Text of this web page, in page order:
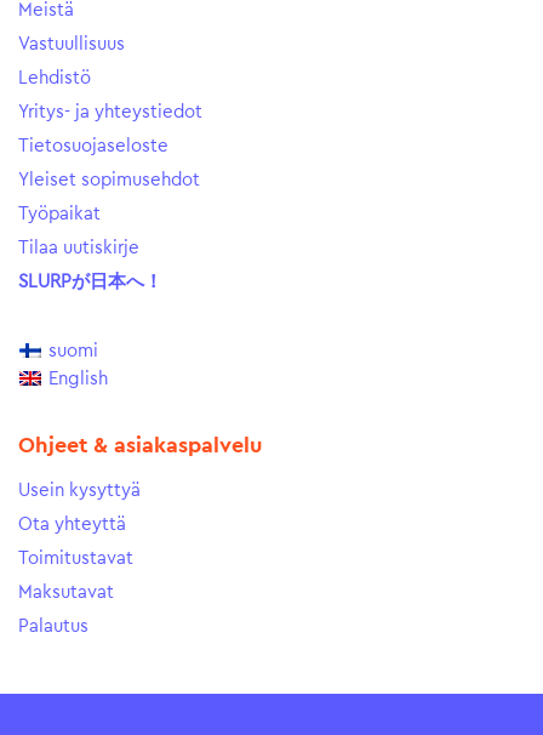
Meistä
Vastuullisuus
Lehdistö
Yritys- ja yhteystiedot
Tietosuojaseloste
Yleiset sopimusehdot
Työpaikat
Tilaa uutiskirje
SLURPが日本へ！
suomi
English
Ohjeet & asiakaspalvelu
Usein kysyttyä
Ota yhteyttä
Toimitustavat
Maksutavat
Palautus